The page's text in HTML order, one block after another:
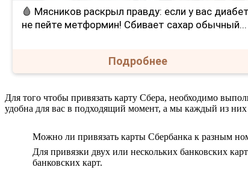
🩸 Мясников раскрыл правду: если у вас
не пейте метформин! Сбивает сахар обычный...
Подробнее
Для того чтобы привязать карту Сбера, необходимо
удобна для вас в подходящий момент, а мы каждый из
Можно ли привязать карты Сбербанка к разным
Для привязки двух или нескольких банковских
банковских карт.